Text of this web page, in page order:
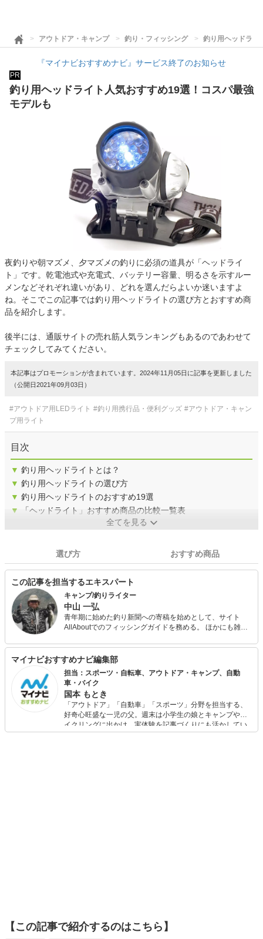
アウトドア・キャンプ 釣り・フィッシング 釣り用ヘッドライ
『マイナビおすすめナビ』サービス終了のお知らせ
PR
釣り用ヘッドライト人気おすすめ19選！コスパ最強
モデルも
夜釣りや朝マズメ、夕マズメの釣りに必須の道具が「ヘッドライ
ト」です。乾電池式や充電式、バッテリー容量、明るさを示すルー
メンなどそれぞれ違いがあり、どれを選んだらよいか迷いますよ
ね。そこでこの記事では釣り用ヘッドライトの選び方とおすすめ商
品を紹介します。
後半には、通販サイトの売れ筋人気ランキングもあるのであわせて
チェックしてみてください。
本記事はプロモーションが含まれています。2024年11月05日に記事を更新しました
（公開日2021年09月03日）
#アウトドア用LEDライト #釣り用携行品・便利グッズ #アウトドア・キャン
プ用ライト
目次
▼ 釣り用ヘッドライトとは？
▼ 釣り用ヘッドライトの選び方
▼ 釣り用ヘッドライトのおすすめ19選
▼
「ヘッドライト」おすすめ商品の比較一覧表
全てを見る
選び方 おすすめ商品
この記事を担当するエキスパート
キャンプ/釣りライター
中山 一弘
青年期に始めた釣り新聞への寄稿を始めとして、サイト
AllAboutでのフィッシングガイドを務める。 ほかにも雑誌
どでの執筆多数。 今も休日には必ず海山湖を駆けまわって
いる自然派で、あらゆるジャンルの釣りを体験し、季節に
合わせて日本中の旬な魚を追っている。 キャンプ用品は、
あえて払い下げのミリタリー系ギアで揃えるマニアな一面
も。
マイナビおすすめナビ編集部
担当：スポーツ・自転車、アウトドア・キャンプ、自動
車・バイク
国本 もとき
「アウトドア」「自動車」「スポーツ」分野を担当する、
好奇心旺盛な一児の父。週末は小学生の娘とキャンプやサ
イクリングに出かけ、実体験を記事づくりにも活かしてい
ます。読者の「知りたい」を分かりやすく届けることをモ
【この記事で紹介するのはこちら】